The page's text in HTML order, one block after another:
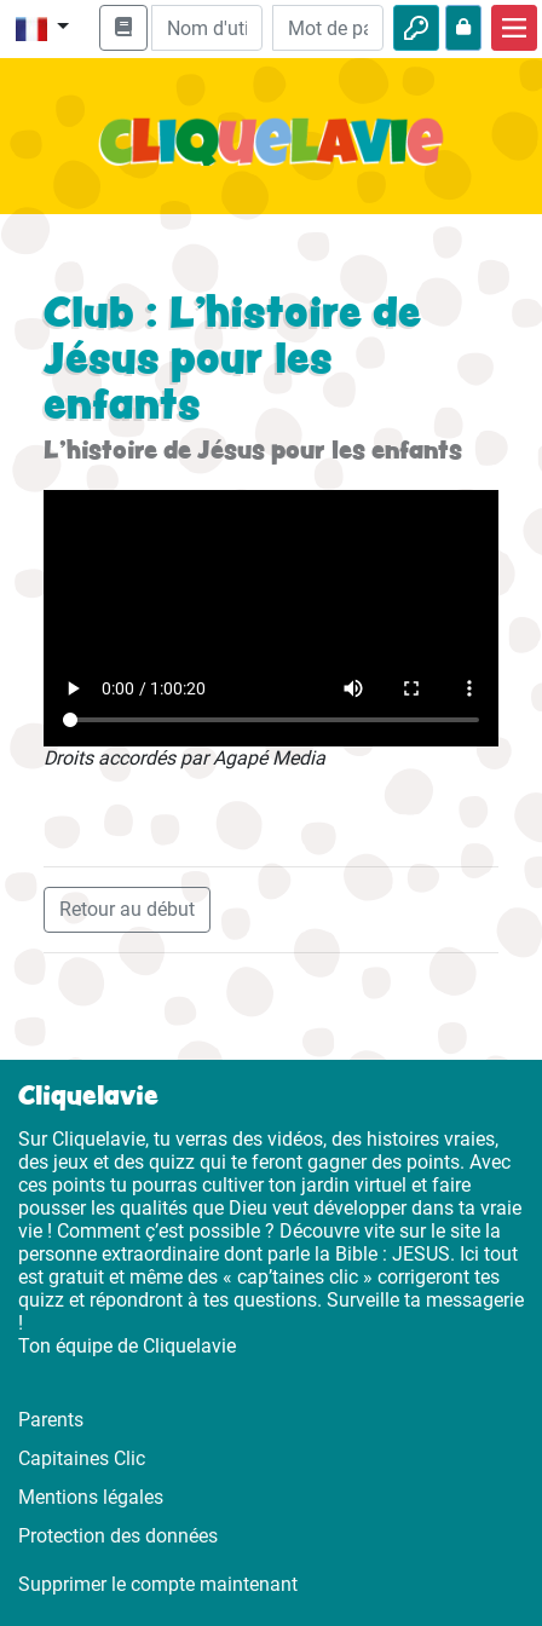
Enseignement biblique
Aventures
Club : L'histoire de
Jésus pour les
enfants
L'histoire de Jésus pour les enfants
Droits accordés par Agapé Media
Retour au début
Cliquelavie
Sur Cliquelavie, tu verras des vidéos, des histoires vraies,
des jeux et des quizz qui te feront gagner des points. Avec
ces points tu pourras cultiver ton jardin virtuel et faire
pousser les qualités que Dieu veut développer dans ta vraie
vie ! Comment ç’est possible ? Découvre vite sur le site la
personne extraordinaire dont parle la Bible : JESUS. Ici tout
est gratuit et même des « cap’taines clic » corrigeront tes
quizz et répondront à tes questions. Surveille ta messagerie
!
Ton équipe de Cliquelavie
Parents
Capitaines Clic
Mentions légales
Protection des données
Supprimer le compte maintenant